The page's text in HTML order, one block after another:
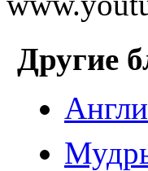
Другие